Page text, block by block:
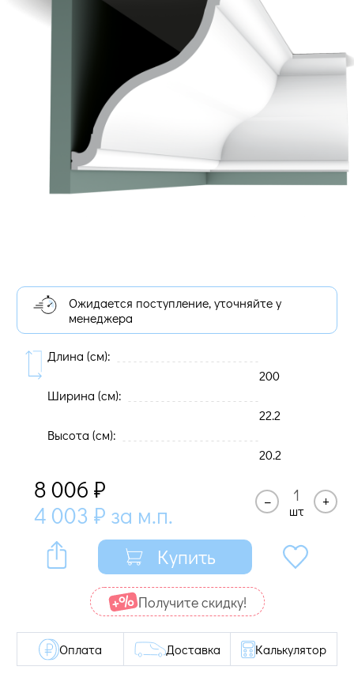
Ожидается поступление, уточняйте у
менеджера
Длина (cм):
200
Ширина (cм):
22.2
Высота (cм):
20.2
8 006 ₽
4 003 ₽ за м.п. –
шт
+
Купить
Получите cкидку!
Оплата Доставка Калькулятор